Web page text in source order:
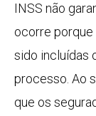
INSS não
ocorre
sido incluídas
processo. Ao
que os